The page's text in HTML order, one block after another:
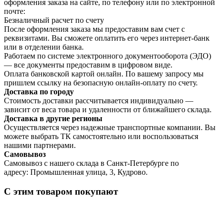
оформления заказа на сайте, по телефону или по электронной
почте:
Безналичный расчет по счету
После оформления заказа мы предоставим вам счет с
реквизитами. Вы сможете оплатить его через интернет-банк
или в отделении банка.
Работаем по системе электронного документооборота (ЭДО)
— все документы предоставим в цифровом виде.
Оплата банковской картой онлайн. По вашему запросу мы
пришлем ссылку на безопасную онлайн-оплату по счету.
Доставка по городу
Стоимость доставки рассчитывается индивидуально —
зависит от веса товара и удаленности от ближайшего склада.
Доставка в другие регионы
Осуществляется через надежные транспортные компании. Вы
можете выбрать ТК самостоятельно или воспользоваться
нашими партнерами.
Самовывоз
Самовывоз с нашего склада в Санкт-Петербурге по
адресу: Промышленная улица, 3, Кудрово.
С этим товаром покупают